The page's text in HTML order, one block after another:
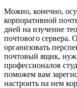
Можно, конечно,
корпоративной
дней на изучение
почтового сервера.
организовать
почтовый ящик,
профессионалов
поможем вам
настроить на нем